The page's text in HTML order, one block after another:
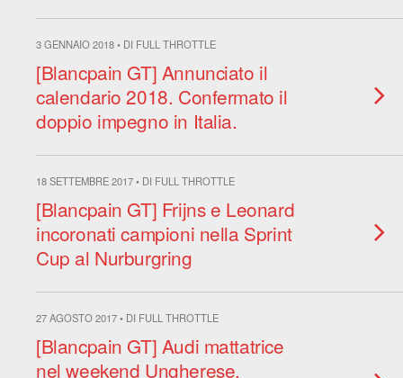
3 GENNAIO 2018 • DI FULL THROTTLE
[Blancpain GT] Annunciato il
calendario 2018. Confermato il
doppio impegno in Italia.
18 SETTEMBRE 2017 • DI FULL THROTTLE
[Blancpain GT] Frijns e Leonard
incoronati campioni nella Sprint
Cup al Nurburgring
27 AGOSTO 2017 • DI FULL THROTTLE
[Blancpain GT] Audi mattatrice
nel weekend Ungherese.